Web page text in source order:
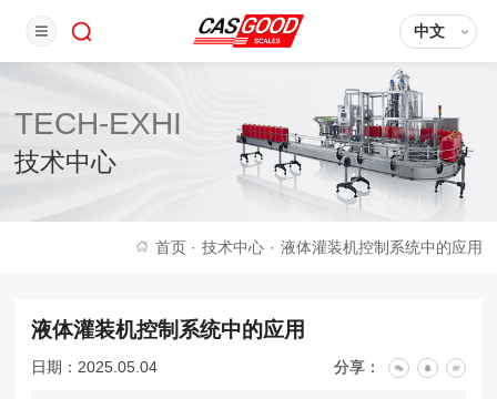
中文
TECH-EXHI
技术中心
首页 · 技术中心 · 液体灌装机控制系统中的应用
液体灌装机控制系统中的应用
日期：2025.05.04 分享：